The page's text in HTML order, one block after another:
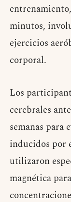
minutos,
ejercicios
corporal.
Los
cerebrales
semanas para
inducidos por
utilizaron
magnética